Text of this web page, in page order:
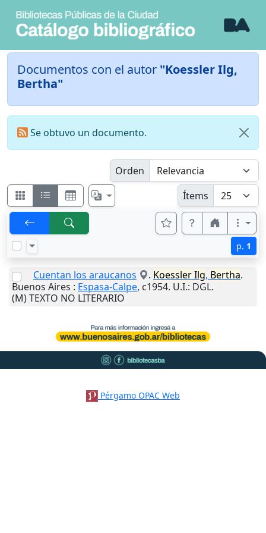
Documentos con el autor "Koessler Ilg,
Bertha"
Se obtuvo un documento.
Orden
Ítems
p. 1
Cuentan los araucanos . KoesslerIlg, Bertha.
Buenos Aires : Espasa-Calpe, c1954. U.I.: DGL.
(M) TEXTO NO LITERARIO
Pérgamo OPAC Web